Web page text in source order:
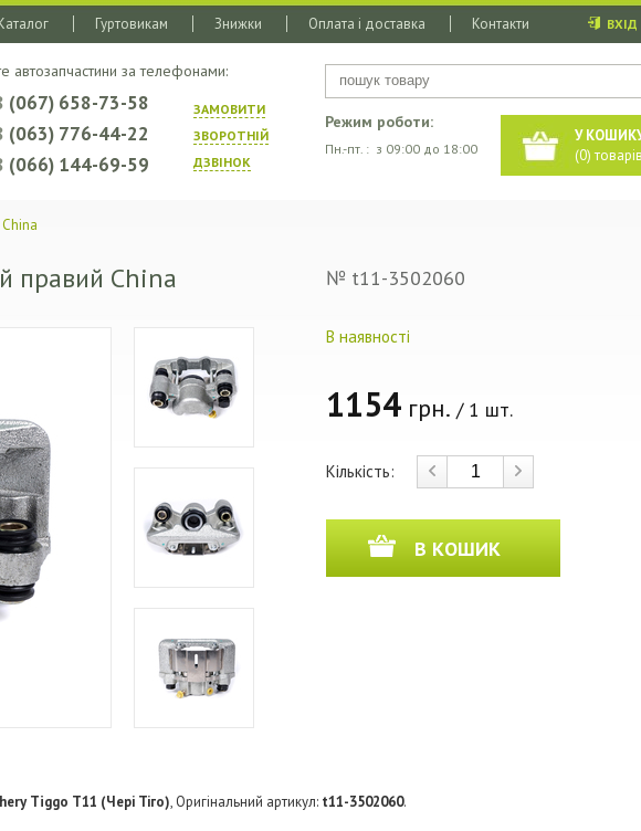
Гуртовикам Знижки Оплата і доставка Контакти ВХІД
У
(0)
Режим роботи:
Пн.-пт. : з 09:00 до 18:00
автозапчастини за телефонами:
ЗАМОВИТИ
ЗВОРОТНIЙ
ДЗВIНОК
(067) 658-73-58
(063) 776-44-22
(066) 144-69-59
правий China № t11-3502060
В наявності
1154 грн. / 1 шт.
Кількість:
В КОШИК
Tiggo T11 (Чері Тіго), Оригінальний артикул: t11-3502060.